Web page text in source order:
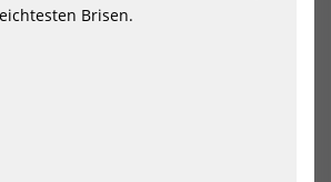
Brisen.
Wing